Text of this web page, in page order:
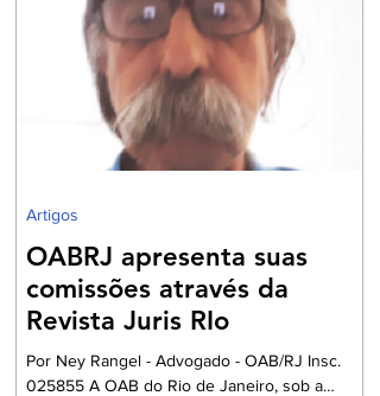
e NFC-e que não contenham o preenchimento
dos campos relativos ao Imposto sobre Bens e
Serviços (IBS) e à Contribuição sobre Bens e
Serviços (CBS). A mudança marca uma das
primeiras etapas de validação obrigatória
OABRJ apresenta suas
comissões através da
Revista Juris RIo
Por Ney Rangel - Advogado - OAB/RJ Insc.
025855 A OAB do Rio de Janeiro, sob a
Artigos